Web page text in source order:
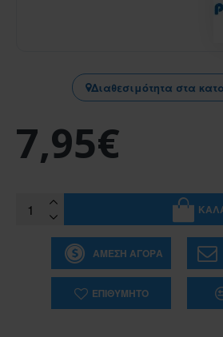
Διαθεσιμότητα στα
7,95€
ΆΜΕΣΗ ΑΓΟΡΆ
ΕΠΙΘΥΜΗΤΌ